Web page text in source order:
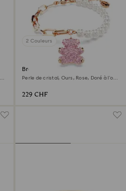
2 Couleurs
Bracelet Teddy
Perle de cristal, Ours, Rose, Doré à l’or
229 CHF